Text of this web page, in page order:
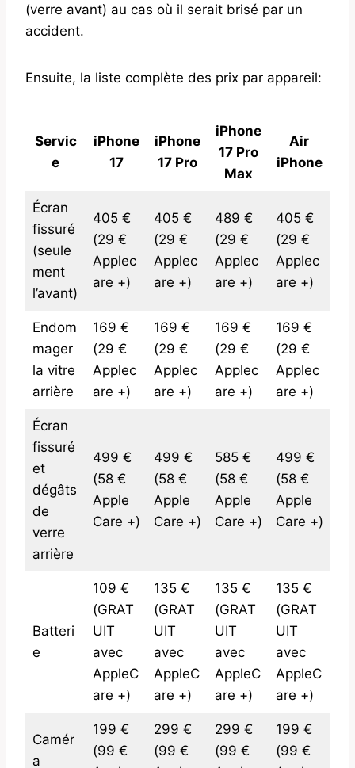
(verre avant) au cas où il serait brisé par un
accident.
Ensuite, la liste complète des prix par appareil:
Servic
e
iPhone
17
iPhone
17 Pro
iPhone
17 Pro
Max
Air
iPhone
Écran
fissuré
(seule
ment
l’avant)
405 €
(29 €
Applec
are +)
405 €
(29 €
Applec
are +)
489 €
(29 €
Applec
are +)
405 €
(29 €
Applec
are +)
Endom
mager
la vitre
arrière
169 €
(29 €
Applec
are +)
169 €
(29 €
Applec
are +)
169 €
(29 €
Applec
are +)
169 €
(29 €
Applec
are +)
Écran
fissuré
et
dégâts
de
verre
arrière
499 €
(58 €
Apple
Care +)
499 €
(58 €
Apple
Care +)
585 €
(58 €
Apple
Care +)
499 €
(58 €
Apple
Care +)
Batteri
e
109 €
(GRAT
UIT
avec
AppleC
are +)
135 €
(GRAT
UIT
avec
AppleC
are +)
135 €
(GRAT
UIT
avec
AppleC
are +)
135 €
(GRAT
UIT
avec
AppleC
are +)
Camér
a
199 €
(99 €
299 €
(99 €
299 €
(99 €
199 €
(99 €